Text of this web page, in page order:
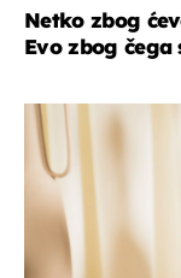
Netko zbog
Evo zbog
moda & ljepota